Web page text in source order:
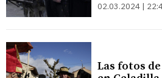
02.03.2024 |
Las fotos